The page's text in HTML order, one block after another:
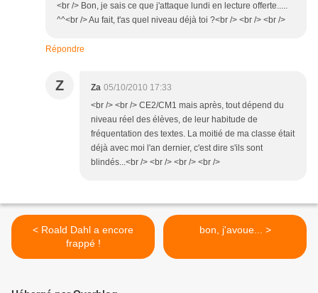
<br /> Bon, je sais ce que j'attaque lundi en lecture offerte.....
^^<br /> Au fait, t'as quel niveau déjà toi ?<br /> <br /> <br />
Répondre
Z Za 05/10/2010 17:33
<br /> <br /> CE2/CM1 mais après, tout dépend du
niveau réel des élèves, de leur habitude de
fréquentation des textes. La moitié de ma classe était
déjà avec moi l'an dernier, c'est dire s'ils sont
blindés...<br /> <br /> <br /> <br />
< Roald Dahl a encore
frappé !
bon, j'avoue... >